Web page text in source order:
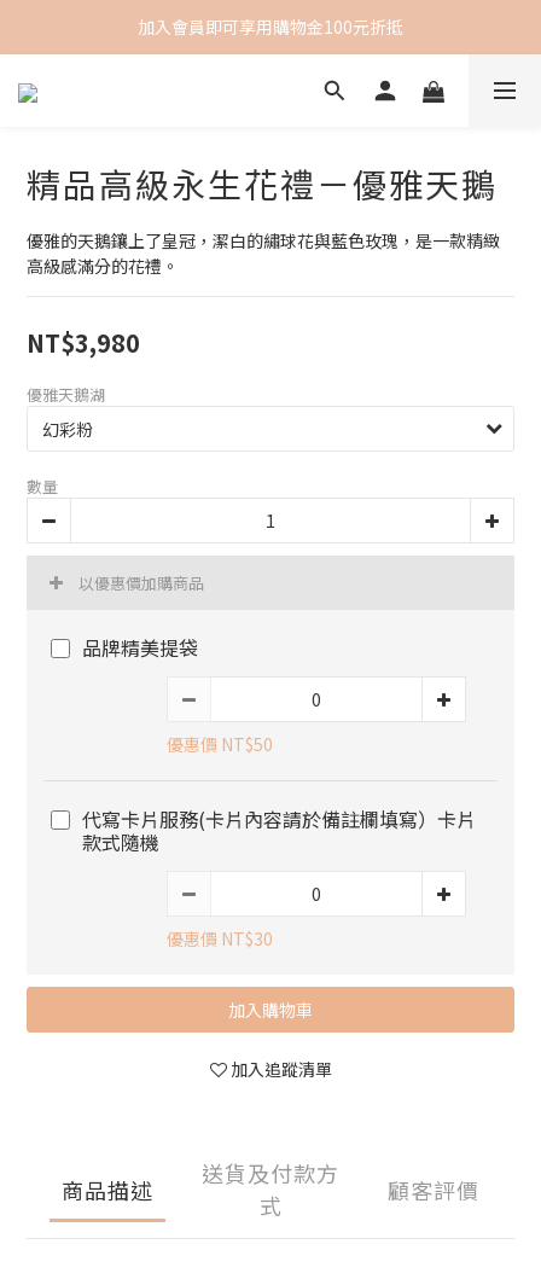
加入會員即可享用購物金100元折抵
精品高級永生花禮－優雅天鵝
優雅的天鵝鑲上了皇冠，潔白的繡球花與藍色玫瑰，是一款精緻
高級感滿分的花禮。
NT$3,980
優雅天鵝湖
數量
以優惠價加購商品
品牌精美提袋
優惠價 NT$50
代寫卡片服務(卡片內容請於備註欄填寫）卡片
款式隨機
優惠價 NT$30
加入購物車
加入追蹤清單
商品描述
送貨及付款方
式
顧客評價